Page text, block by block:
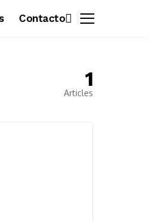
Contacto
1
Articles